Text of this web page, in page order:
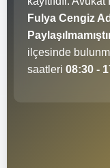
Fulya Cengiz
ilçesinde
saatleri 08:30 -